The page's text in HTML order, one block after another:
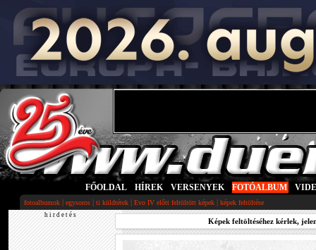
FŐOLDAL HÍREK VERSENYEK FOTÓALBUM
fotoalbumok | egysoros | ti küldtétek | Evo IV előtt feltöltött képek | képek feltöltése
h i r d e t é s
Képek feltöltéséhez kérlek,